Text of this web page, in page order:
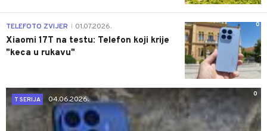
0
TELEFOTO ZVIJER 01.07.2026.
Xiaomi 17T na testu: Telefon koji krije
"keca u rukavu"
0
T SERIJA
04.06.2026.